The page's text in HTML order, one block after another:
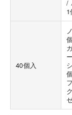
/
1
40個入
個
個
岳や末広がりを意味
やつ時」という意味
。雄大な八ヶ岳山麓
る、こだわりのスイ